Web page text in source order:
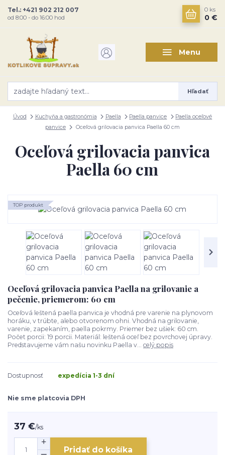
Menu
Hľadať
Tel.: +421 902 212 007
od 8:00 - do 16:00 hod
0 ks
0 €
Úvod Kuchyňa a gastronómia Paella Paella panvice
Paella oceľové
panvice
Oceľová grilovacia panvica Paella 60 cm
Oceľová grilovacia panvica
Paella 60 cm
TOP produkt
Oceľová grilovacia panvica Paella na grilovanie a
pečenie, priemerom: 60 cm
Oceľová leštená paella panvica je vhodná pre varenie na plynovom
horáku, v trúbte, alebo otvorenom ohni. Vhodná na grilovanie,
varenie, zapekaním, paella pokrmy. Priemer bez ušiek: 60 cm.
Počet porcii: 19 porcii. Materiál: leštená oceľ bez povrchovej úpravy.
Predstavujeme vám našu novinku Paella v... celý popis
Dostupnosť expedícia 1-3 dní
Nie sme platcovia DPH
37 €/ks
Pridať do košíka